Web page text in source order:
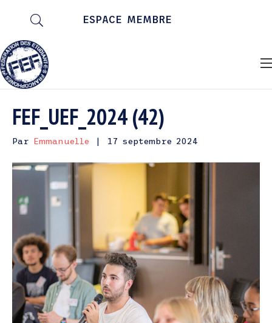
ESPACE MEMBRE
FEF_UEF_2024 (42)
Par Emmanuelle | 17 septembre 2024